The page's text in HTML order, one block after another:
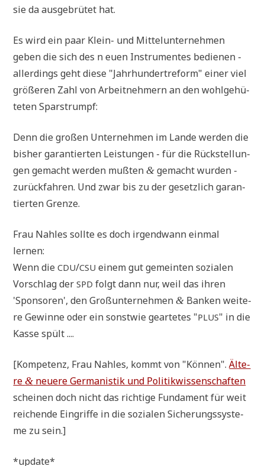
sie da aus­ge­brü­tet hat.
Es wird ein paar Klein- und Mit­tel­un­ter­neh­men
geben die sich des n euen Instru­men­tes bedie­nen -
aller­dings geht die­se "Jahr­hun­dert­re­form" einer viel
grö­ße­ren Zahl von Arbeit­neh­mern an den wohl­ge­hü­
te­ten Sparstrumpf:
Denn die gro­ßen Unter­neh­men im Lan­de wer­den die
bis­her garan­tier­ten Lei­stun­gen - für die Rück­stel­lun­
gen gemacht wer­den muß­ten& gemacht wur­den -
zurück­fah­ren. Und zwar bis zu der gesetz­lich garan­
tier­ten Grenze.
Frau Nah­les soll­te es doch irgend­wann ein­mal
lernen:
Wenn dieCDU/CSU einem gut gemein­ten sozia­len
Vor­schlag derSPD folgt dann nur, weil das ihren
'Spon­so­ren', den Groß­un­ter­neh­men& Ban­ken wei­te­
re Gewin­ne oder ein sonst­wie gear­te­tes "PLUS" in die
Kas­se spült ....
[Kom­pe­tenz, Frau Nah­les, kommt von "Kön­nen".Älte­
re& neue­re Ger­ma­ni­stik und Poli­tik­wis­sen­schaf­ten
schei­nen doch nicht das rich­ti­ge Fun­da­ment für weit
rei­chen­de Ein­grif­fe in die sozia­len Siche­rungs­sy­ste­
me zu sein.]
*update*